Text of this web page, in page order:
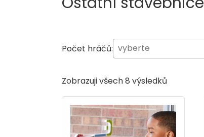
Počet hráčů:
Zobrazuji všech 8 výsledků